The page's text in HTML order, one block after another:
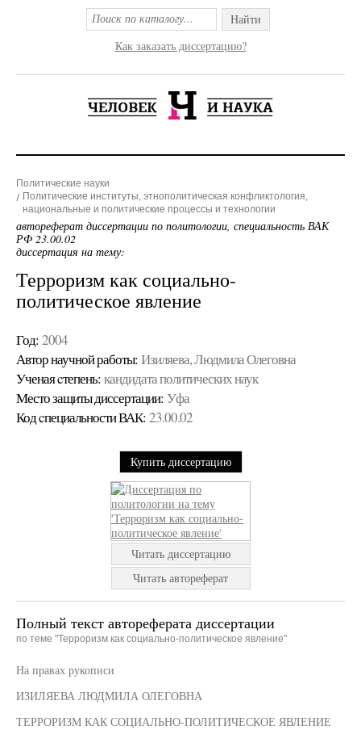
Найти
Как заказать диссертацию?
Политические науки
Политические институты, этнополитическая конфликтология,
национальные и политические процессы и технологии
автореферат диссертации по политологии, специальность ВАК
РФ 23.00.02
диссертация на тему:
Терроризм как социально-
политическое явление
Год: 2004
Автор научной работы: Изиляева, Людмила Олеговна
Ученая cтепень: кандидата политических наук
Место защиты диссертации: Уфа
Код cпециальности ВАК: 23.00.02
Купить диссертацию
Читать диссертацию
Читать автореферат
Полный текст автореферата диссертации
по теме "Терроризм как социально-политическое явление"
На правах рукописи
ИЗИЛЯЕВА ЛЮДМИЛА ОЛЕГОВНА
ТЕРРОРИЗМ КАК СОЦИАЛЬНО-ПОЛИТИЧЕСКОЕ ЯВЛЕНИЕ